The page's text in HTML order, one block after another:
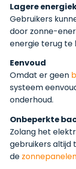
Lagere
Gebruikers
door zonne-
energie terug te
Eenvoud
Omdat er geen
systeem
onderhoud.
Onbeperkte
Zolang het
gebruikers altijd
de